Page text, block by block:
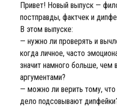
Привет! Новый выпуск —
постправды, фактчек и
В этом выпуске:
— нужно ли проверять и
когда личное, часто
значит намного больше, чем
аргументами?
— можно ли верить тому,
дело подсовывают